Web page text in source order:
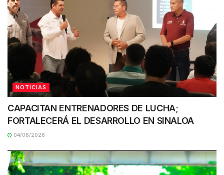
NOTICIAS
CAPACITAN ENTRENADORES DE LUCHA;
FORTALECERÁ EL DESARROLLO EN SINALOA
04/08/2026